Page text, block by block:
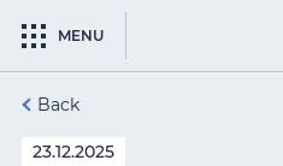
MENU
Back
23.12.2025